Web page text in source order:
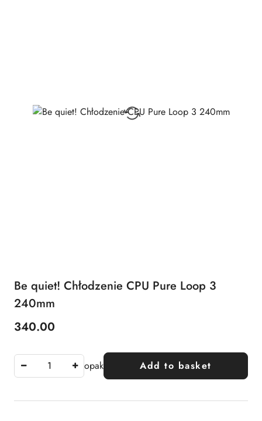
Be quiet! Chłodzenie CPU Pure Loop 3
240mm
Price:
340.00
opak Add to basket